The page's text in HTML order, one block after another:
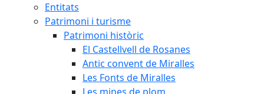
Entitats
Patrimoni i turisme
Patrimoni històric
El Castellvell de Rosanes
Antic convent de Miralles
Les Fonts de Miralles